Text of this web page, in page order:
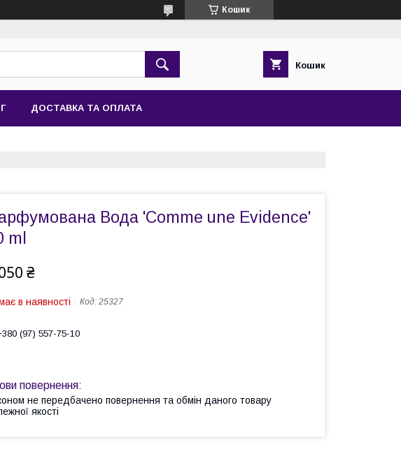
Кошик
Кошик
ДОСТАВКА ТА ОПЛАТА
Вода 'Comme une Evidence'
ml
₴
в наявності Код: 25327
(97) 557-75-10
не передбачено повернення та обмін даного товару
якості